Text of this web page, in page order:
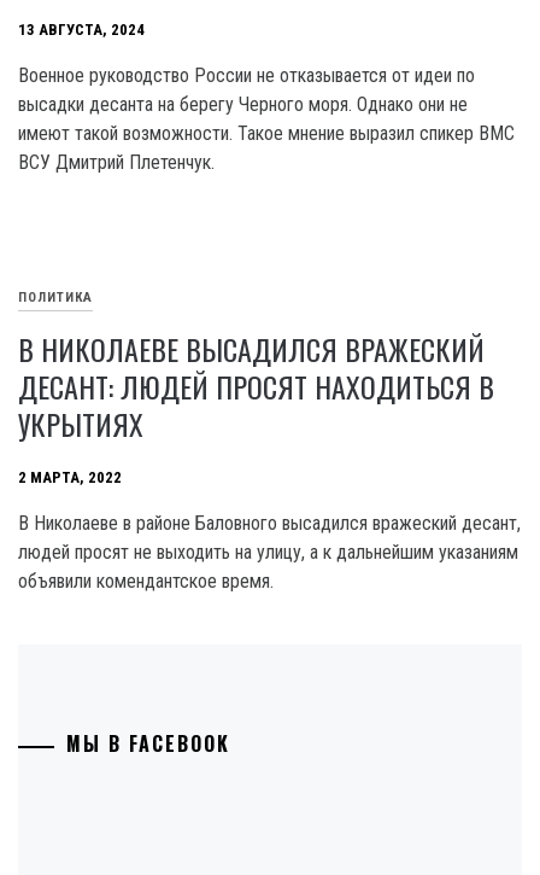
13 АВГУСТА, 2024
Военное руководство России не отказывается от идеи по
высадки десанта на берегу Черного моря. Однако они не
имеют такой возможности. Такое мнение выразил спикер BMC
ВСУ Дмитрий Плетенчук.
ПОЛИТИКА
В НИКОЛАЕВЕ ВЫСАДИЛСЯ ВРАЖЕСКИЙ
ДЕСАНТ: ЛЮДЕЙ ПРОСЯТ НАХОДИТЬСЯ В
УКРЫТИЯХ
2 МАРТА, 2022
В Николаеве в районе Баловного высадился вражеский десант,
людей просят не выходить на улицу, а к дальнейшим указаниям
объявили комендантское время.
МЫ В FACEBOOK